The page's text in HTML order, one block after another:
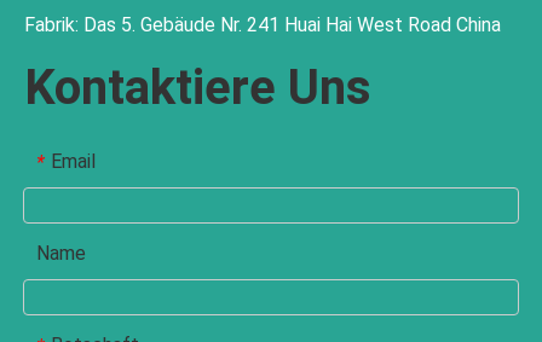
Fabrik: Das 5. Gebäude Nr. 241 Huai Hai West Road China
Kontaktiere Uns
* Email
Name